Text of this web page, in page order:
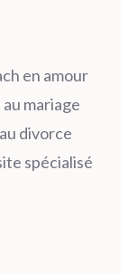
en amour
mariage
divorce
spécialisé